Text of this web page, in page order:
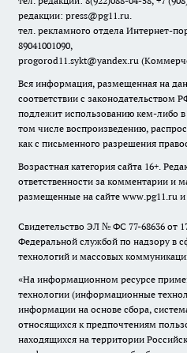
редакции: press@pg11.ru.
тел. рекламного отдела Интернет-
89041001090,
progorod11.sykt@yandex.ru
Вся информация, размещенная на
соответствии с законодательством
подлежит использованию кем-либо
том числе воспроизведению,
как с письменного разрешения
Возрастная категория сайта 16+.
ответственности за комментарии и
размещенные на сайте www.pg11.ru и
Свидетельство ЭЛ № ФС 77-68636 от
Федеральной службой по надзору в
технологий и массовых
«На информационном ресурсе
технологии (информационные
информации на основе сбора,
относящихся к предпочтениям
находящихся на территории